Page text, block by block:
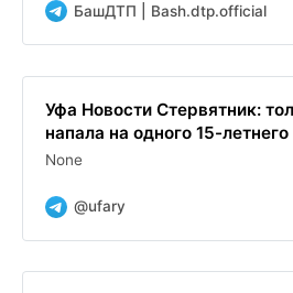
БашДТП | Bash.dtp.official
Уфа Новости Стервятник:
напала на одного 15-
None
@ufary